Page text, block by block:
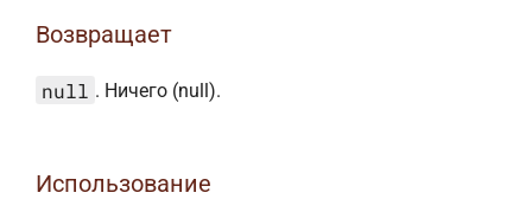
Возвращает
null . Ничего (null).
Использование